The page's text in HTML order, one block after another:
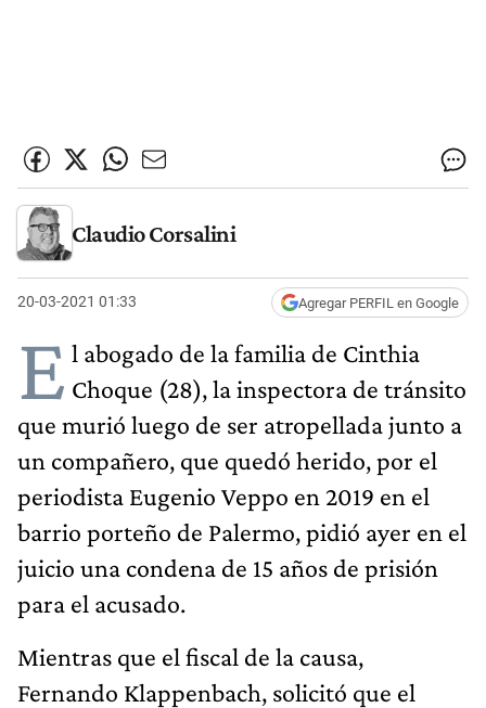
Claudio Corsalini
20-03-2021 01:33 Agregar PERFIL en Google
E l abogado de la familia de Cinthia
Choque (28), la inspectora de tránsito
que murió luego de ser atropellada junto a
un compañero, que quedó herido, por el
periodista Eugenio Veppo en 2019 en el
barrio porteño de Palermo, pidió ayer en el
juicio una condena de 15 años de prisión
para el acusado.
Mientras que el fiscal de la causa,
Fernando Klappenbach, solicitó que el